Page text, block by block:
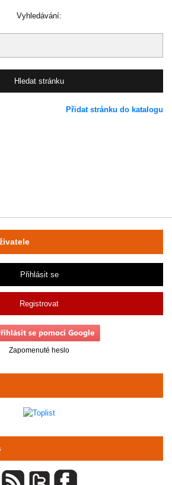
Přihlásit se
Registrovat
Zapomenuté heslo
Vyhledávání:
Přidat stránku do katalogu